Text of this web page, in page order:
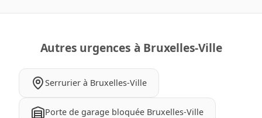
Autres urgences à Bruxelles-Ville
Serrurier à Bruxelles-Ville
Porte de garage bloquée Bruxelles-Ville